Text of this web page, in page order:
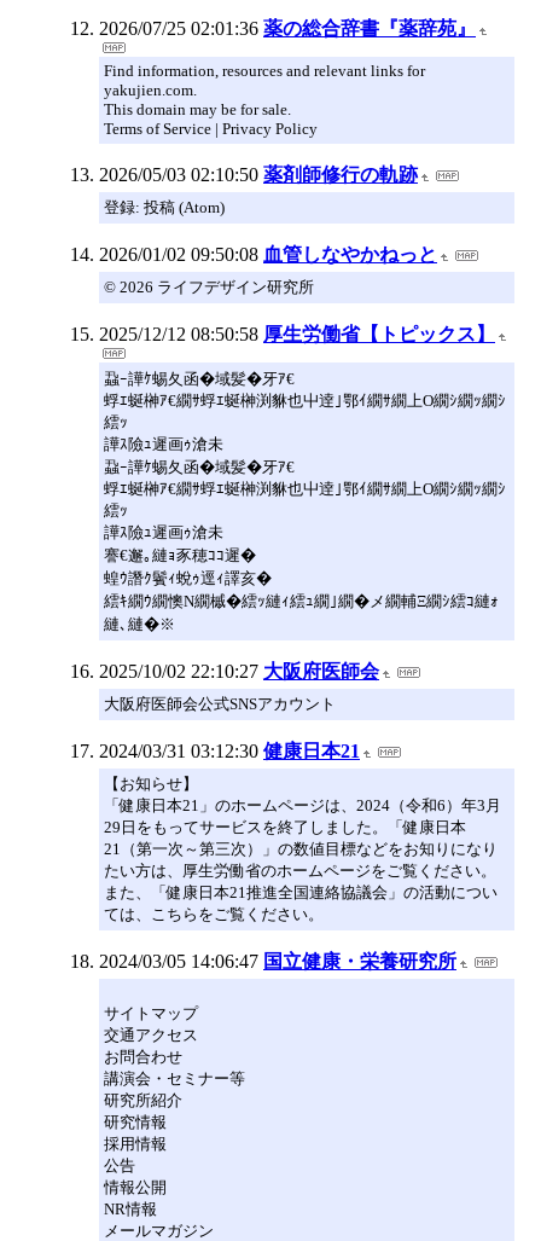
2026/07/25 02:01:36 薬の総合辞書『薬辞苑』
Find information, resources and relevant links for
yakujien.com.
This domain may be for sale.
Terms of Service | Privacy Policy
2026/05/03 02:10:50 薬剤師修行の軌跡
登録: 投稿 (Atom)
2026/01/02 09:50:08 血管しなやかねっと
© 2026 ライフデザイン研究所
2025/12/12 08:50:58 厚生労働省【トピックス】
蝨ｰ譁ｹ蜴夂函�域髪�牙ｱ€
蜉ｴ蜒榊ｱ€繝ｻ蜉ｴ蜒榊渕貅也屮逹｣鄂ｲ繝ｻ繝上Ο繝ｼ繝ｯ繝ｼ
繧ｯ
譁ｽ險ｭ遲画ｩ滄未
蝨ｰ譁ｹ蜴夂函�域髪�牙ｱ€
蜉ｴ蜒榊ｱ€繝ｻ蜉ｴ蜒榊渕貅也屮逹｣鄂ｲ繝ｻ繝上Ο繝ｼ繝ｯ繝ｼ
繧ｯ
譁ｽ險ｭ遲画ｩ滄未
謇€邂｡縺ｮ豕穂ｺｺ遲�
蝗ｳ譖ｸ鬢ｨ蛻ｩ逕ｨ譯亥�
繧ｷ繝ｳ繝懊Ν繝槭�繧ｯ縺ｨ繧ｭ繝｣繝�メ繝輔Ξ繝ｼ繧ｺ縺ｫ
縺､縺�※
2025/10/02 22:10:27 大阪府医師会
大阪府医師会公式SNSアカウント
2024/03/31 03:12:30 健康日本21
【お知らせ】
「健康日本21」のホームページは、2024（令和6）年3月
29日をもってサービスを終了しました。「健康日本
21（第一次～第三次）」の数値目標などをお知りになり
たい方は、厚生労働省のホームページをご覧ください。
また、「健康日本21推進全国連絡協議会」の活動につい
ては、こちらをご覧ください。
2024/03/05 14:06:47 国立健康・栄養研究所
サイトマップ
交通アクセス
お問合わせ
講演会・セミナー等
研究所紹介
研究情報
採用情報
公告
情報公開
NR情報
メールマガジン